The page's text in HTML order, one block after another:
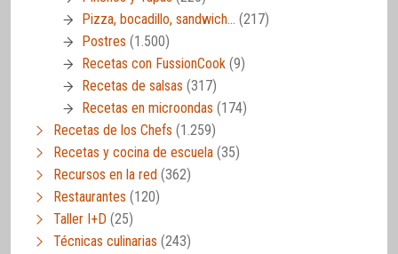
Pizza, bocadillo, sandwich… (217)
Postres (1.500)
Recetas con FussionCook (9)
Recetas de salsas (317)
Recetas en microondas (174)
Recetas de los Chefs (1.259)
Recetas y cocina de escuela (35)
Recursos en la red (362)
Restaurantes (120)
Taller I+D (25)
Técnicas culinarias (243)